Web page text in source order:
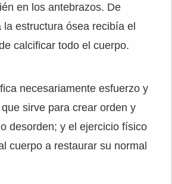
en los antebrazos. De
la estructura ósea recibía el
calcificar todo el cuerpo.
necesariamente esfuerzo y
sirve para crear orden y
desorden; y el ejercicio físico
cuerpo a restaurar su normal